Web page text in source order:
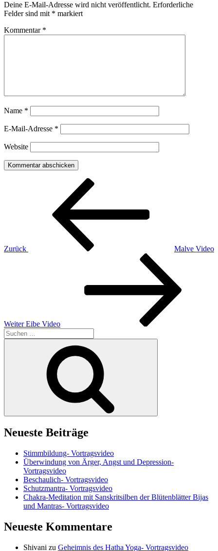
Deine E-Mail-Adresse wird nicht veröffentlicht. Erforderliche
Felder sind mit * markiert
Kommentar *
Name *
E-Mail-Adresse *
Website
Beitragsnavigation
Zurück
Malve Video
Weiter Eibe Video
Suchen
nach:
Neueste Beiträge
Stimmbildung- Vortragsvideo
Überwindung von Ärger, Angst und Depression-
Vortragsvideo
Beschaulich- Vortragsvideo
Schutzmantra- Vortragsvideo
Chakra-Meditation mit Sanskritsilben der Blütenblätter Bijas
und Mantras- Vortragsvideo
Neueste Kommentare
Shivani zu Geheimnis des Hatha Yoga- Vortragsvideo